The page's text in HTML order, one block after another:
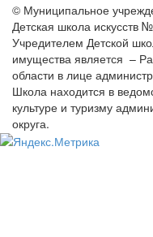
© Муниципальное
Детская школа
Учредителем Детской
имущества является –
области в лице
Школа находится в
культуре и туризму
округа.